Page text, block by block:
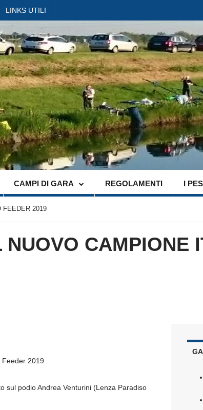
LINKS UTILI
CAMPI DI GARA REGOLAMENTI I
FEEDER 2019
NUOVO CAMPIONE
Feeder 2019
sul podio Andrea Venturini (Lenza Paradiso